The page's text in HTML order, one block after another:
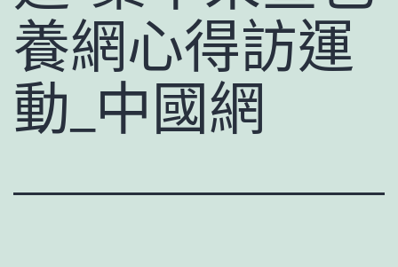
養網心得訪運
動_中國網